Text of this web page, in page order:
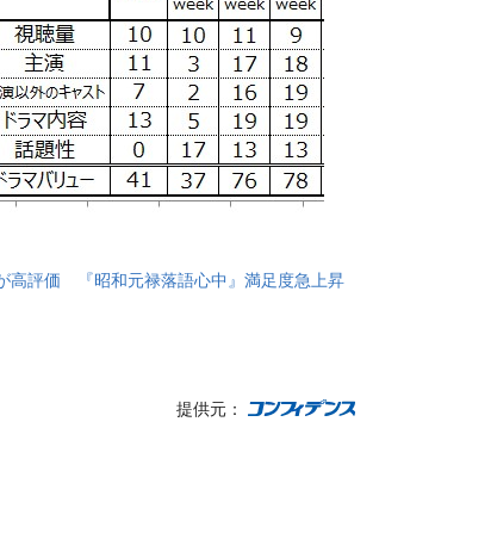
高評価 『昭和元禄落語心中』満足度急上昇
提供元：